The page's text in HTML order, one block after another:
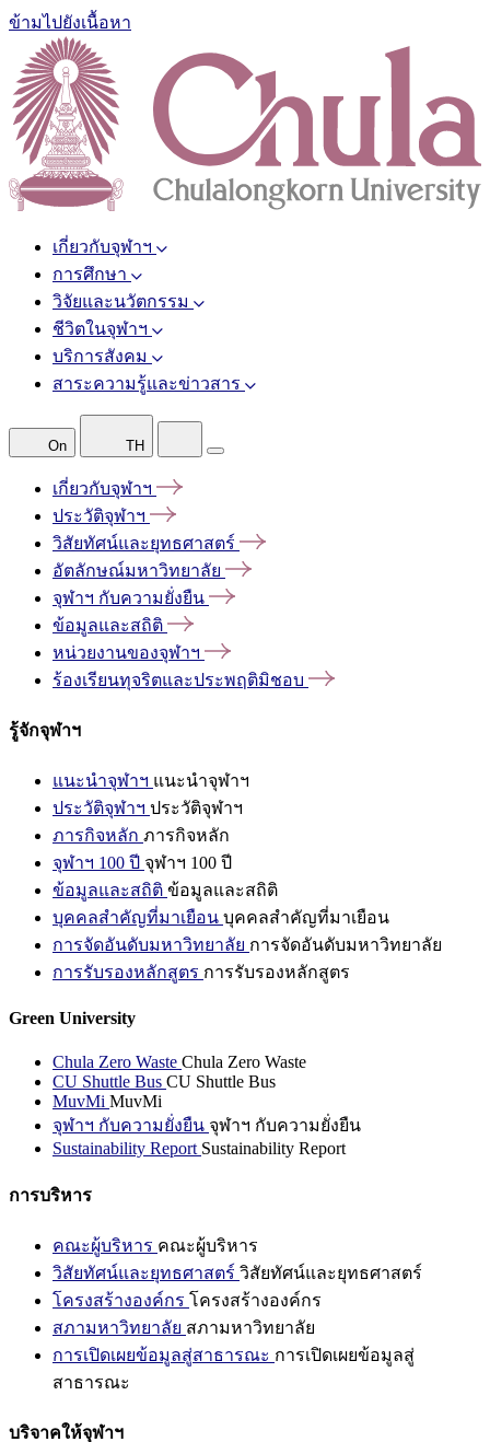
ข้ามไปยังเนื้อหา
เกี่ยวกับจุฬาฯ
การศึกษา
วิจัยและนวัตกรรม
ชีวิตในจุฬาฯ
บริการสังคม
สาระความรู้และข่าวสาร
On TH
เกี่ยวกับจุฬาฯ
ประวัติจุฬาฯ
วิสัยทัศน์และยุทธศาสตร์
อัตลักษณ์มหาวิทยาลัย
จุฬาฯ กับความยั่งยืน
ข้อมูลและสถิติ
หน่วยงานของจุฬาฯ
ร้องเรียนทุจริตและประพฤติมิชอบ
รู้จักจุฬาฯ
แนะนำจุฬาฯ แนะนำจุฬาฯ
ประวัติจุฬาฯ ประวัติจุฬาฯ
ภารกิจหลัก ภารกิจหลัก
จุฬาฯ 100 ปี จุฬาฯ 100 ปี
ข้อมูลและสถิติ ข้อมูลและสถิติ
บุคคลสำคัญที่มาเยือน บุคคลสำคัญที่มาเยือน
การจัดอันดับมหาวิทยาลัย การจัดอันดับมหาวิทยาลัย
การรับรองหลักสูตร การรับรองหลักสูตร
Green University
Chula Zero Waste Chula Zero Waste
CU Shuttle Bus CU Shuttle Bus
MuvMi MuvMi
จุฬาฯ กับความยั่งยืน จุฬาฯ กับความยั่งยืน
Sustainability Report Sustainability Report
การบริหาร
คณะผู้บริหาร คณะผู้บริหาร
วิสัยทัศน์และยุทธศาสตร์ วิสัยทัศน์และยุทธศาสตร์
โครงสร้างองค์กร โครงสร้างองค์กร
สภามหาวิทยาลัย สภามหาวิทยาลัย
การเปิดเผยข้อมูลสู่สาธารณะ การเปิดเผยข้อมูลสู่
สาธารณะ
บริจาคให้จุฬาฯ